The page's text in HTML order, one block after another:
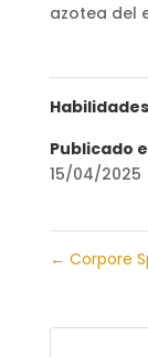
azotea del
Habilidades
Publicado
15/04/2025
← Corpore